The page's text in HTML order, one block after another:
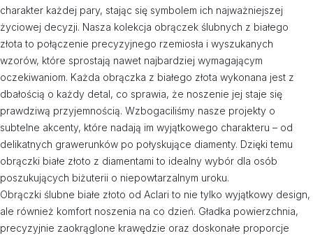
charakter każdej pary, stając się symbolem ich najważniejszej
życiowej decyzji. Nasza kolekcja obrączek ślubnych z białego
złota to połączenie precyzyjnego rzemiosła i wyszukanych
wzorów, które sprostają nawet najbardziej wymagającym
oczekiwaniom. Każda obrączka z białego złota wykonana jest z
dbałością o każdy detal, co sprawia, że noszenie jej staje się
prawdziwą przyjemnością. Wzbogaciliśmy nasze projekty o
subtelne akcenty, które nadają im wyjątkowego charakteru – od
delikatnych grawerunków po połyskujące diamenty. Dzięki temu
obrączki białe złoto z diamentami to idealny wybór dla osób
poszukujących biżuterii o niepowtarzalnym uroku.
Obrączki ślubne białe złoto od Aclari to nie tylko wyjątkowy design,
ale również komfort noszenia na co dzień. Gładka powierzchnia,
precyzyjnie zaokrąglone krawędzie oraz doskonałe proporcje